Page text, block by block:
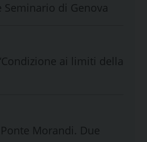
Seminario di Genova
ai limiti della
Morandi. Due